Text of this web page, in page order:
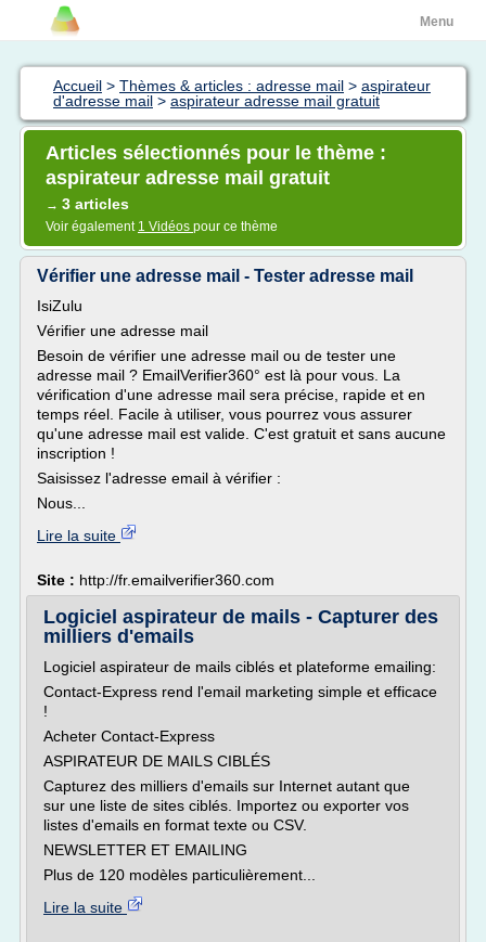
Menu
Accueil > Thèmes & articles : adresse mail > aspirateur
d'adresse mail > aspirateur adresse mail gratuit
Articles sélectionnés pour le thème :
aspirateur adresse mail gratuit
→ 3 articles
Voir également 1 Vidéos pour ce thème
Vérifier une adresse mail - Tester adresse mail
IsiZulu
Vérifier une adresse mail
Besoin de vérifier une adresse mail ou de tester une
adresse mail ? EmailVerifier360° est là pour vous. La
vérification d'une adresse mail sera précise, rapide et en
temps réel. Facile à utiliser, vous pourrez vous assurer
qu'une adresse mail est valide. C'est gratuit et sans aucune
inscription !
Saisissez l'adresse email à vérifier :
Nous...
Lire la suite
Site : http://fr.emailverifier360.com
Logiciel aspirateur de mails - Capturer des
milliers d'emails
Logiciel aspirateur de mails ciblés et plateforme emailing:
Contact-Express rend l'email marketing simple et efficace
!
Acheter Contact-Express
ASPIRATEUR DE MAILS CIBLÉS
Capturez des milliers d'emails sur Internet autant que
sur une liste de sites ciblés. Importez ou exporter vos
listes d'emails en format texte ou CSV.
NEWSLETTER ET EMAILING
Plus de 120 modèles particulièrement...
Lire la suite